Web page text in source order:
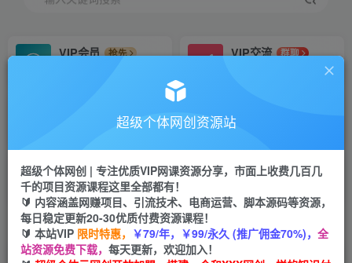
VIP会员
抢先
VIP交流
群聊
研究探讨更多创业项目路子。
会员专属推广链接
招募站长
挂机
项目
脚本卡密
APP下载
GO
首页 创业课程 会员专属 正文
超级个体网创资源站
超级个体网创 | 专注优质VIP网课资源分享，市面上收费几百几
千的项目资源课程这里全部都有！
🔰 内容涵盖网赚项目、引流技术、电商运营、脚本源码等资源，
每日稳定更新20-30优质付费资源课程！
🔰 本站VIP 限时特惠， ￥79/年，￥99/永久 (推广佣金70%)， 全
站资源免费下载， 每天更新，欢迎加入！